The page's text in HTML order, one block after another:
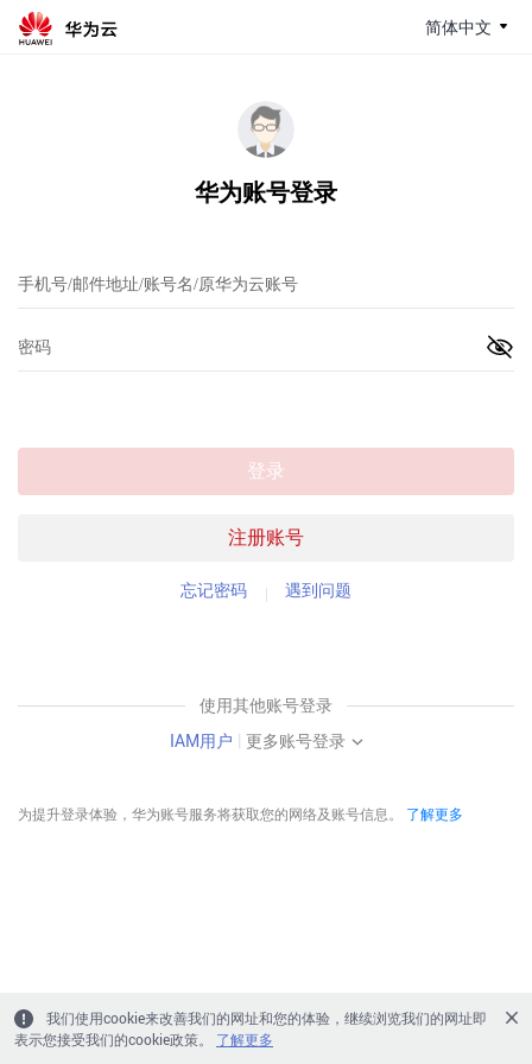
简体中文
华为账号登录
注册账号
登录
忘记密码 遇到问题
使用其他账号登录
IAM用户 | 更多账号登录
为提升登录体验，华为账号服务将获取您的网络及账号信息。 了解更多
我们使用cookie来改善我们的网址和您的体验，继续浏览我们的网址即
表示您接受我们的cookie政策。
了解更多